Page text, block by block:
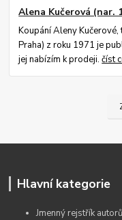
Alena Kučerová (nar.
Koupání Aleny Kučerové,
Praha) z roku 1971 je
jej nabízím k prodeji.číst
Hlavní kategorie
Jmenný rejstřík autorů